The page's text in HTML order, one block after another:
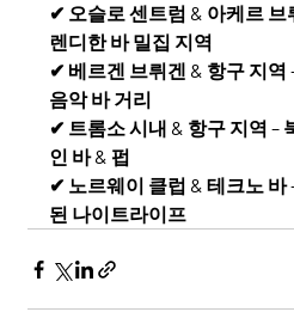
✔ 오슬로 센트럼 & 아케르 브
렌디한 바 밀집 지역
✔ 베르겐 브뤼겐 & 항구 지역
음악 바 거리
✔ 트롬소 시내 & 항구 지역 –
인 바 & 펍
✔ 노르웨이 클럽 & 테크노 바
된 나이트라이프